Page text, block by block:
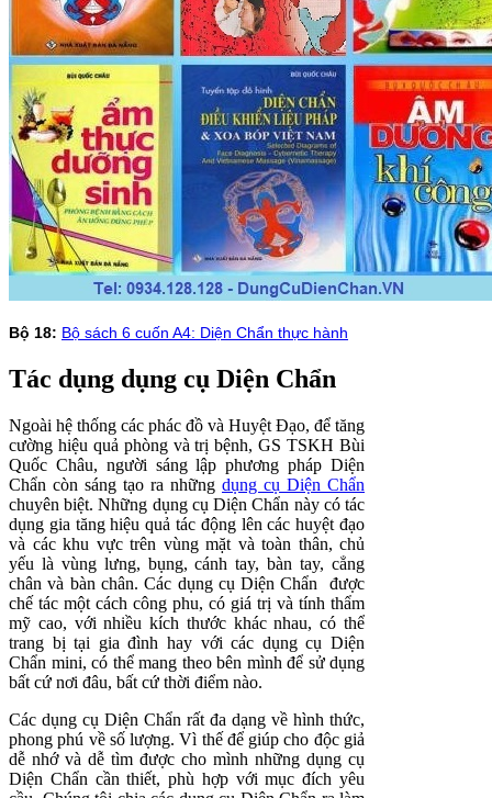
Bộ 18: Bộ sách 6 cuốn A4: Diện Chẩn thực hành
Tác dụng dụng cụ Diện Chẩn
Ngoài hệ thống các phác đồ và Huyệt Đạo, để tăng
cường hiệu quả phòng và trị bệnh, GS TSKH Bùi
Quốc Châu, người sáng lập phương pháp Diện
Chẩn còn sáng tạo ra những dụng cụ Diện Chẩn
chuyên biệt. Những dụng cụ Diện Chẩn này có tác
dụng gia tăng hiệu quả tác động lên các huyệt đạo
và các khu vực trên vùng mặt và toàn thân, chủ
yếu là vùng lưng, bụng, cánh tay, bàn tay, cẳng
chân và bàn chân. Các dụng cụ Diện Chẩn được
chế tác một cách công phu, có giá trị và tính thẩm
mỹ cao, với nhiều kích thước khác nhau, có thể
trang bị tại gia đình hay với các dụng cụ Diện
Chẩn mini, có thể mang theo bên mình để sử dụng
bất cứ nơi đâu, bất cứ thời điểm nào.
Các dụng cụ Diện Chẩn rất đa dạng về hình thức,
phong phú về số lượng. Vì thế để giúp cho độc giả
dễ nhớ và dễ tìm được cho mình những dụng cụ
Diện Chẩn cần thiết, phù hợp với mục đích yêu